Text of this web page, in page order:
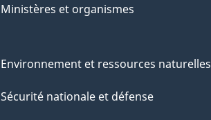
Ministères et organismes
Environnement et ressources naturelles
Sécurité nationale et défense